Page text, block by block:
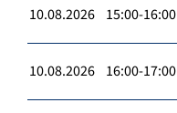
10.08.2026 15:00-16:00
10.08.2026 16:00-17:00